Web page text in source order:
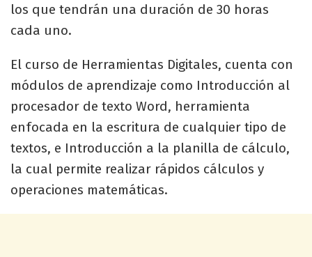
los que tendrán una duración de 30 horas
cada uno.
El curso de Herramientas Digitales, cuenta con
módulos de aprendizaje como Introducción al
procesador de texto Word, herramienta
enfocada en la escritura de cualquier tipo de
textos, e Introducción a la planilla de cálculo,
la cual permite realizar rápidos cálculos y
operaciones matemáticas.